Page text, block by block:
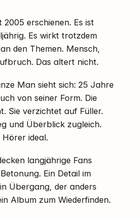
2005 erschienen. Es ist
Es wirkt trotzdem
den Themen. Mensch,
Das altert nicht.
Man sieht sich: 25 Jahre
von seiner Form. Die
Sie verzichtet auf Füller.
und Überblick zugleich.
ideal.
langjährige Fans
Ein Detail im
Übergang, der anders
Album zum Wiederfinden.